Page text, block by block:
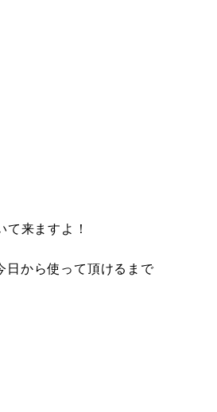
来ますよ！
日から使って頂けるまで